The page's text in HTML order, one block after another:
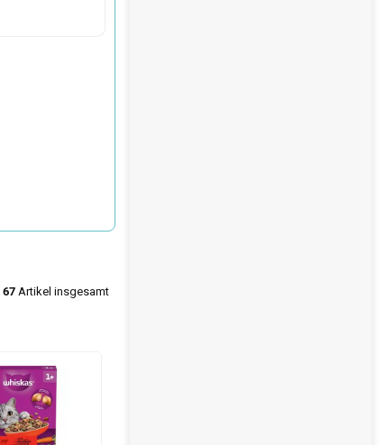
67 Artikel insgesamt